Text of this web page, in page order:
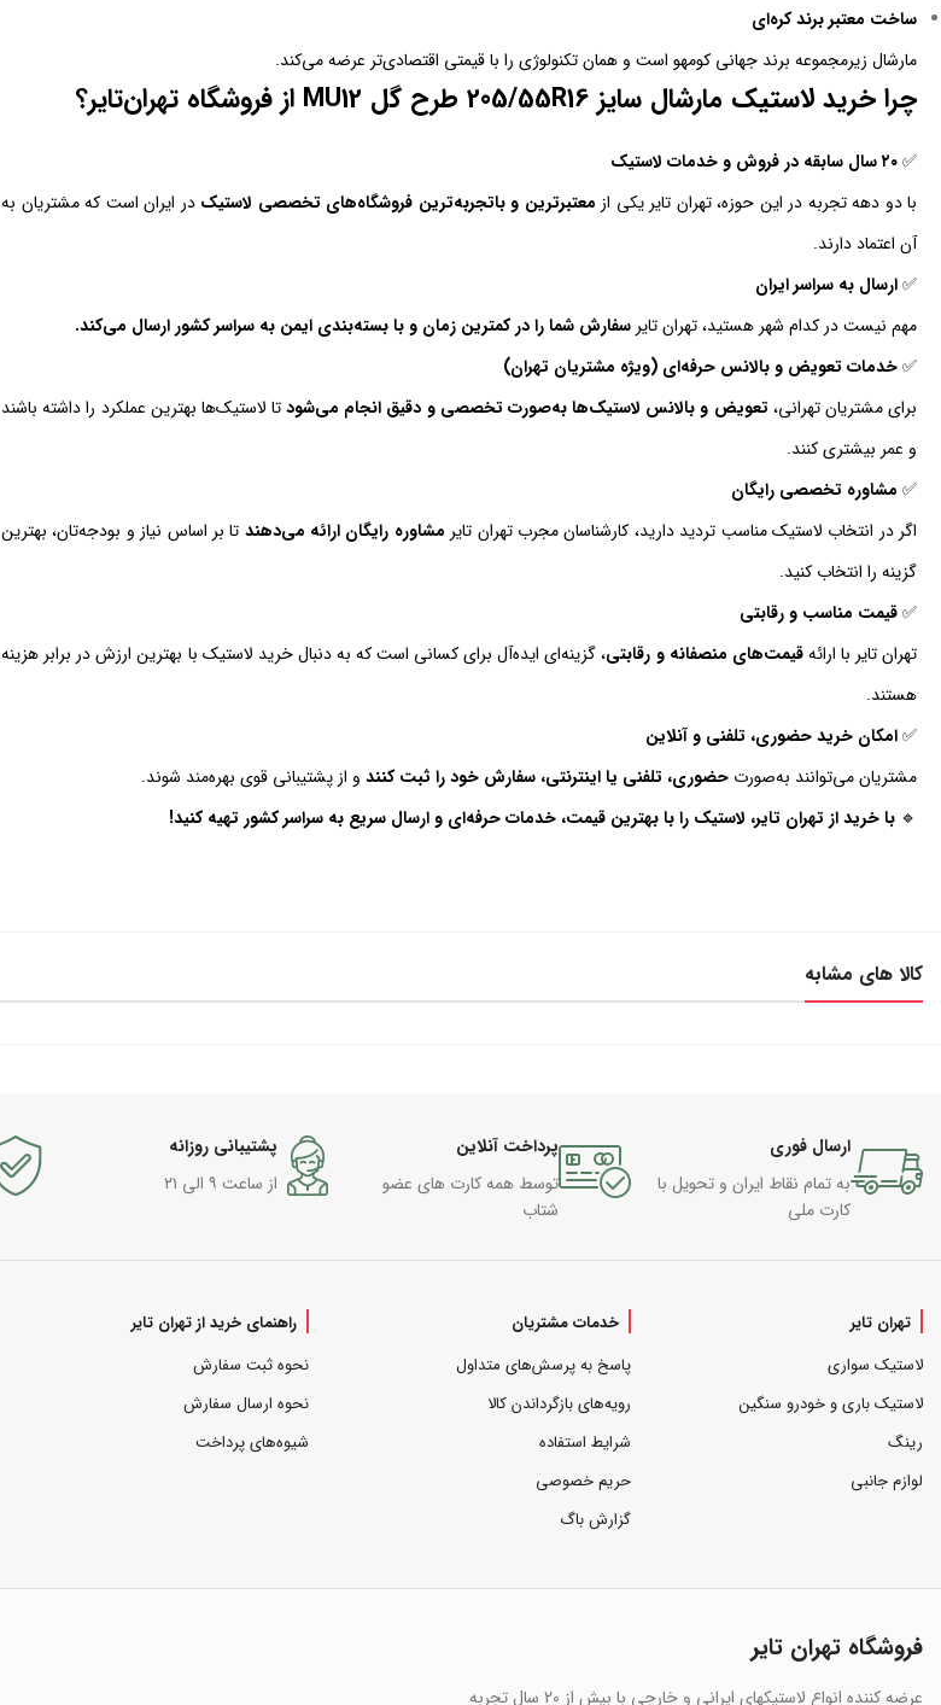
ساخت معتبر برند کره‌ای
مارشال زیرمجموعه برند جهانی کومهو است و همان تکنولوژی را با قیمتی اقتصادی‌تر عرضه می‌کند.
چرا خرید لاستیک مارشال سایز 205/55R16 طرح گل MU12 از فروشگاه تهران‌تایر؟
✅۲۰ سال سابقه در فروش و خدمات لاستیک
با دو دهه تجربه در این حوزه، تهران تایر یکی از معتبرترین و باتجربه‌ترین فروشگاه‌های تخصصی لاستیک در ایران است که مشتریان به
آن اعتماد دارند.
✅ارسال به سراسر ایران
مهم نیست در کدام شهر هستید، تهران تایر سفارش شما را در کمترین زمان و با بسته‌بندی ایمن به سراسر کشور ارسال می‌کند.
✅خدمات تعویض و بالانس حرفه‌ای (ویژه مشتریان تهران)
برای مشتریان تهرانی، تعویض و بالانس لاستیک‌ها به‌صورت تخصصی و دقیق انجام می‌شودتا لاستیک‌ها بهترین عملکرد را داشته باشند
و عمر بیشتری کنند.
✅ مشاوره تخصصی رایگان
اگر در انتخاب لاستیک مناسب تردید دارید، کارشناسان مجرب تهران تایر مشاوره رایگان ارائه می‌دهند تا بر اساس نیاز و بودجه‌تان، بهترین
گزینه را انتخاب کنید.
✅قیمت مناسب و رقابتی
تهران تایر با ارائهقیمت‌های منصفانه و رقابتی، گزینه‌ای ایده‌آل برای کسانی است که به دنبال خرید لاستیک با بهترین ارزش در برابر هزینه
هستند.
✅امکان خرید حضوری، تلفنی و آنلاین
مشتریان می‌توانند به‌صورت حضوری، تلفنی یا اینترنتی، سفارش خود را ثبت کنند و از پشتیبانی قوی بهره‌مند شوند.
🔹 با خرید از تهران تایر، لاستیک را با بهترین قیمت، خدمات حرفه‌ای و ارسال سریع به سراسر کشور تهیه کنید!
کالا های مشابه
ارسال فوری
به تمام نقاط ایران و تحویل با
کارت ملی
پرداخت آنلاین
توسط همه کارت های عضو
شتاب
پشتیبانی روزانه
از ساعت ۹ الی ۲۱
تهران تایر
لاستیک سواری
لاستیک باری و خودرو سنگین
رینگ
لوازم جانبی
خدمات مشتریان
پاسخ به پرسش‌های متداول
رویه‌های بازگرداندن کالا
شرایط استفاده
حریم خصوصی
گزارش باگ
راهنمای خرید از تهران تایر
نحوه ثبت سفارش
نحوه ارسال سفارش
شیوه‌های پرداخت
فروشگاه تهران تایر
عرضه کننده انواع لاستیکهای ایرانی و خارجی با بیش از 20 سال تجربه